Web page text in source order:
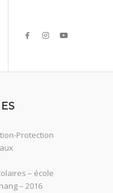
Protection
– école
– 2016